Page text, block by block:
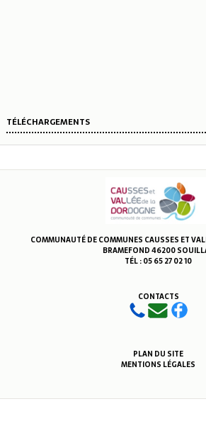
TÉLÉCHARGEMENTS
COMMUNAUTÉ DE COMMUNES CAUSSES ET
BRAMEFOND 46200
TÉL : 05 65 27 02 10
CONTACTS
PLAN DU SITE
MENTIONS LÉGALES